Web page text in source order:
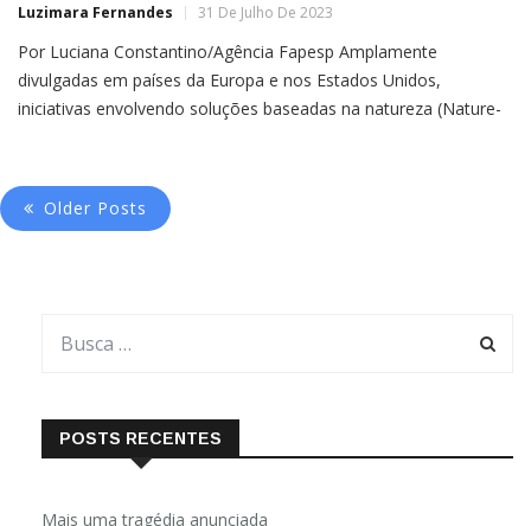
Luzimara Fernandes 31 De Julho De 2023
Por Luciana Constantino/Agência Fapesp Amplamente
divulgadas em países da Europa e nos Estados Unidos,
iniciativas envolvendo soluções baseadas na natureza (Nature-
públicas
Older Posts
POSTS RECENTES
Mais uma tragédia anunciada